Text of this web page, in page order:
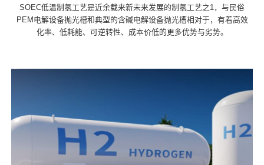
SOEC低温制氢工艺是近余载来新未来发展的制氢工艺之1，与民俗
PEM电解设备抛光槽和典型的含碱电解设备抛光槽相对于，有着高效
化率、低耗能、可逆转性、成本价低的更多优势与劣势。